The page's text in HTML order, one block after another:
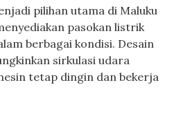
pilihan utama di Maluku
pasokan listrik
berbagai kondisi. Desain
sirkulasi udara
tetap dingin dan bekerja